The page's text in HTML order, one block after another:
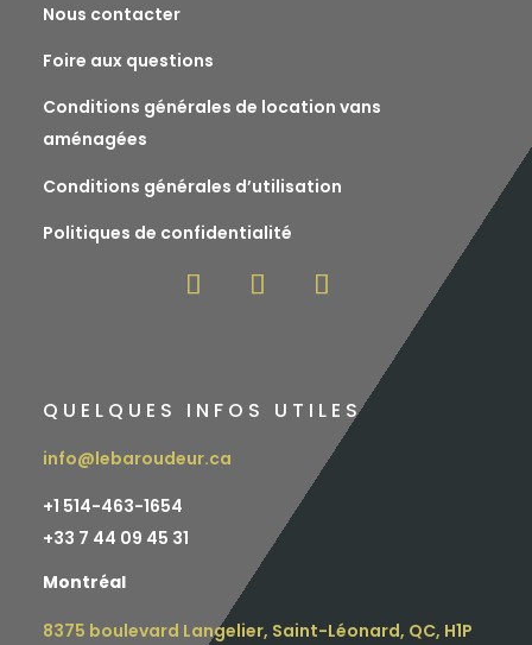
Nous contacter
Foire aux questions
Conditions générales de location vans
aménagées
Conditions générales d’utilisation
Politiques de confidentialité
QUELQUES INFOS UTILES
info@lebaroudeur.ca
+1 514-463-1654
+33 7 44 09 45 31
Montréal
8375 boulevard Langelier, Saint-Léonard, QC, H1P